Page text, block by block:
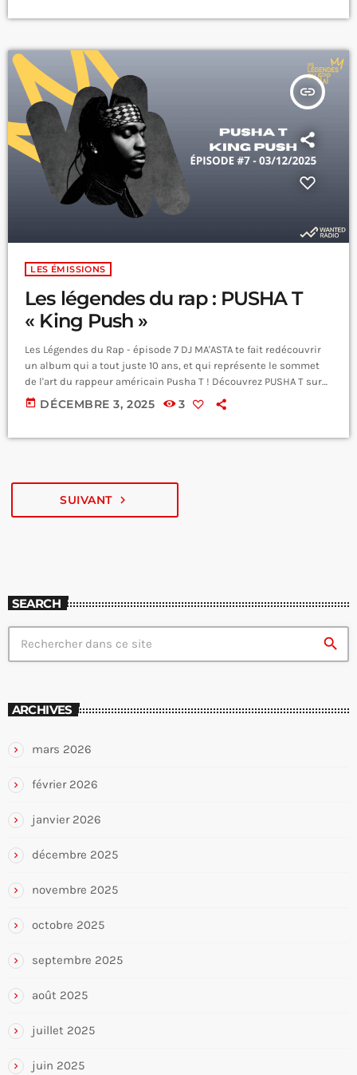
insert_link
LES ÉMISSIONS
Les légendes du rap : PUSHA T
« King Push »
Les Légendes du Rap - épisode 7 DJ MA'ASTA te fait redécouvrir
un album qui a tout juste 10 ans, et qui représente le sommet
de l'art du rappeur américain Pusha T ! Découvrez PUSHA T sur
https://www.instagram.com/kingpush/ Retrouvez le
programme, les émissions, les replays et podcasts sur
today DÉCEMBRE 3, 2025 3
SUIVANT navigate_next
SEARCH
search
ARCHIVES
mars 2026
février 2026
janvier 2026
décembre 2025
novembre 2025
octobre 2025
septembre 2025
août 2025
juillet 2025
juin 2025